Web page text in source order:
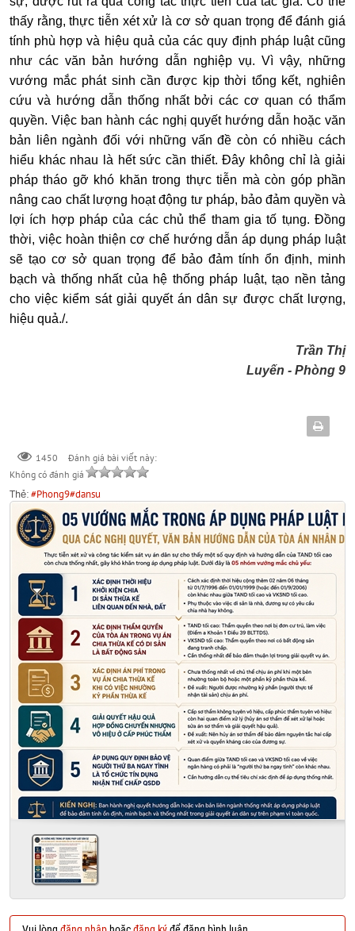
thấy rằng, thực tiễn xét xử là cơ sở quan trọng để đánh giá
tính phù hợp và hiệu quả của các quy định pháp luật cũng
như các văn bản hướng dẫn nghiệp vụ. Vì vậy, những
vướng mắc phát sinh cần được kịp thời tổng kết, nghiên
cứu và hướng dẫn thống nhất bởi các cơ quan có thẩm
quyền. Việc ban hành các nghị quyết hướng dẫn hoặc văn
bản liên ngành đối với những vấn đề còn có nhiều cách
hiểu khác nhau là hết sức cần thiết. Đây không chỉ là giải
pháp tháo gỡ khó khăn trong thực tiễn mà còn góp phần
nâng cao chất lượng hoạt động tư pháp, bảo đảm quyền và
lợi ích hợp pháp của các chủ thể tham gia tố tụng. Đồng
thời, việc hoàn thiện cơ chế hướng dẫn áp dụng pháp luật
sẽ tạo cơ sở quan trọng để bảo đảm tính ổn định, minh
bạch và thống nhất của hệ thống pháp luật, tạo nền tảng
cho việc kiểm sát giải quyết án dân sự được chất lượng,
hiệu quả./.
Trần Thị
Luyến - Phòng 9
1450
Đánh giá bài viết này:
Không có đánh giá
Thẻ:#Phong9#dansu